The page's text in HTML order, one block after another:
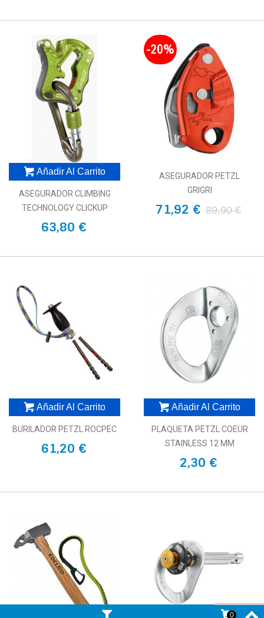
Añadir Al Carrito
ASEGURADOR CLIMBING
TECHNOLOGY CLICKUP
63,80 €
-20%
ASEGURADOR PETZL
GRIGRI
71,92 € 89,90 €
Añadir Al Carrito
BURILADOR PETZL ROCPEC
61,20 €
Añadir Al Carrito
PLAQUETA PETZL COEUR
STAINLESS 12 MM
2,30 €
0